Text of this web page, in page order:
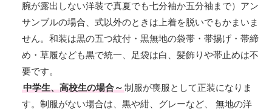
腕が露出しない洋装で真夏でも七分袖か五分袖まで）アン
サンブルの場合、式以外のときは上着を脱いでもかまいま
せん。和装は黒の五つ紋付・黒無地の袋帯・帯揚げ・帯締
め・草履なども黒で統一、足袋は白、髪飾りや帯止めは不
要です。
中学生、高校生の場合～制服が喪服として正装になりま
す。制服がない場合は、黒や紺、グレーなど、 無地の洋